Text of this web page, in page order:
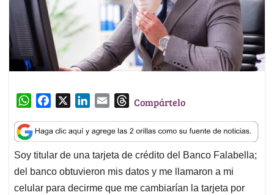
W
a
t
s
A
p
c
e
b
o
o
n
k
e
d
I
a
i
l
T
r
e
a
d
s
Compártelo
Soy titular de una tarjeta de crédito del Banco Falabella;
del banco obtuvieron mis datos y me llamaron a mi
celular para decirme que me cambiarían la tarjeta por